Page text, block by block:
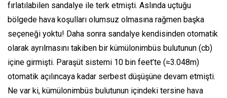
fırlatılabilen sandalye ile terk etmişti. Aslında uçtuğu
bölgede hava koşulları olumsuz olmasına rağmen başka
seçeneği yoktu! Daha sonra sandalye kendisinden otomatik
olarak ayrılmasını takiben bir kümülonimbüs bulutunun (cb)
içine girmişti. Paraşüt sistemi 10 bin feet’te (≈3.048m)
otomatik açılıncaya kadar serbest düşüşüne devam etmişti.
Ne var ki, kümülonimbüs bulutunun içindeki tersine hava